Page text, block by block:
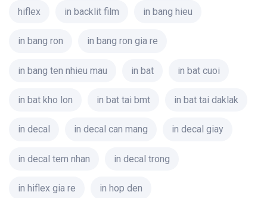
hiflex in backlit film in bang hieu
in bang ron in bang ron gia re
in bang ten nhieu mau in bat in bat cuoi
in bat kho lon in bat tai bmt in bat tai daklak
in decal in decal can mang in decal giay
in decal tem nhan in decal trong
in hiflex gia re in hop den